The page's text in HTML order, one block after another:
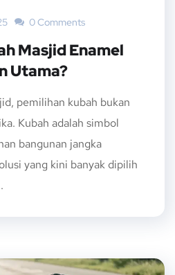
0 Comments
Masjid Enamel
Utama?
pemilihan kubah bukan
Kubah adalah simbol
bangunan jangka
yang kini banyak dipilih